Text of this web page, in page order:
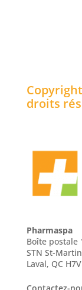
droits
Pharmaspa
Boîte postale
STN St-Martin
Laval, QC
Contactez-